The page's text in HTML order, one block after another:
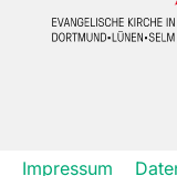
Impressum